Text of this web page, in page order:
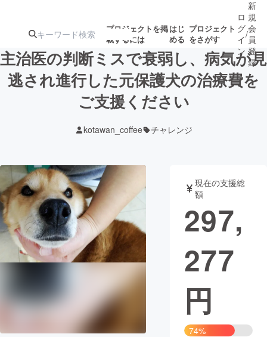
プロジェクトを掲
載するには
はじ
める
プロジェクト
をさがす
注目の新着プロ募集終了が近いプ
テクノロジー・ガジェット
映像・映画 書籍・雑誌
ビジネス・起業 チャレンジ
まちづくり・地域活性化
CAMPFIRE for Social Good
CAMPFIRE Creation
ロ
グ
イ
ン
/
新
規
会
員
登
録
主治医の判断ミスで衰弱し、病気が見
逃され進行した元保護犬の治療費を
ご支援ください
kotawan_coffee チャレンジ
現在の支援総
額
297,
277
円
74%